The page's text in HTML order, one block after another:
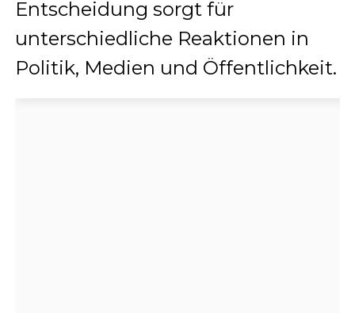
Entscheidung sorgt für
unterschiedliche Reaktionen in
Politik, Medien und Öffentlichkeit.